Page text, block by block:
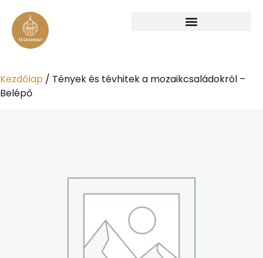
Kezdőlap / Tények és tévhitek a mozaikcsaládokról –
Belépő